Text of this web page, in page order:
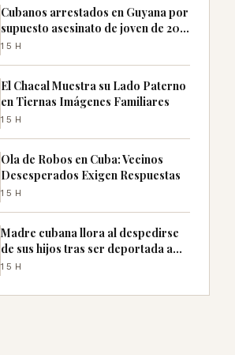
Cubanos arrestados en Guyana por
supuesto asesinato de joven de 20
años
15H
El Chacal Muestra su Lado Paterno
en Tiernas Imágenes Familiares
15H
Ola de Robos en Cuba: Vecinos
Desesperados Exigen Respuestas
15H
Madre cubana llora al despedirse
de sus hijos tras ser deportada a
México
15H